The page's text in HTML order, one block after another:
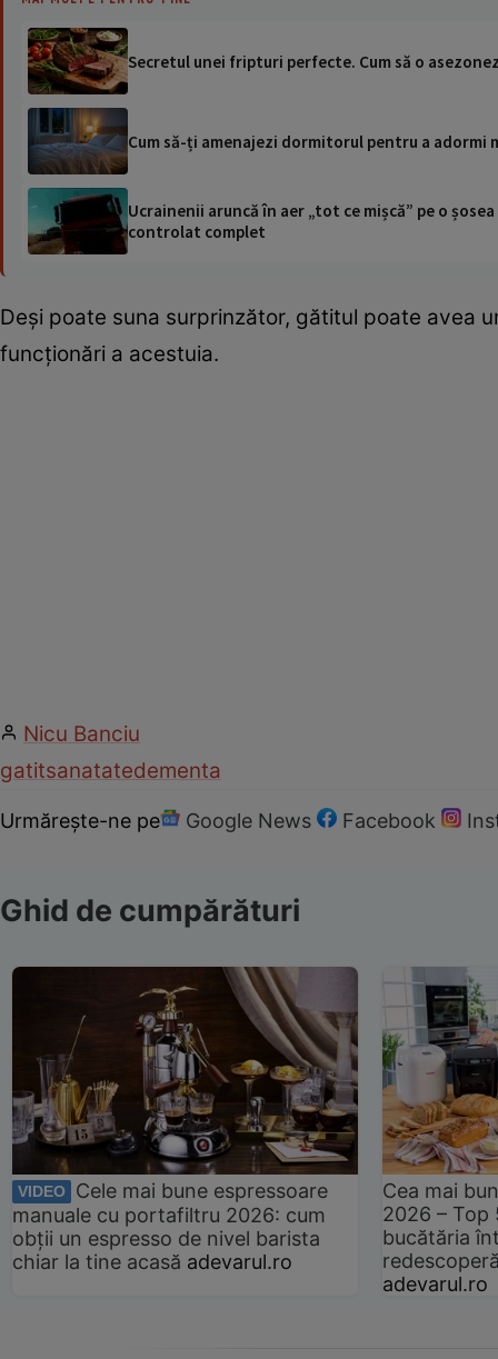
Secretul unei fripturi perfecte. Cum să o
Cum să-ți amenajezi dormitorul pentru a
Ucrainenii aruncă în aer „tot ce mișcă” pe o
controlat complet
Deși poate suna surprinzător, gătitul poate avea
funcționări a acestuia.
Nicu Banciu
gatitsanatatedementa
Urmărește-ne pe Google News Facebook
Ghid de cumpărături
VIDEO
Cele mai bune espressoare
manuale cu portafiltru 2026: cum
obții un espresso de nivel barista
chiar la tine acasă adevarul.ro
Cea mai
2026 –
bucătăria
adevarul.ro